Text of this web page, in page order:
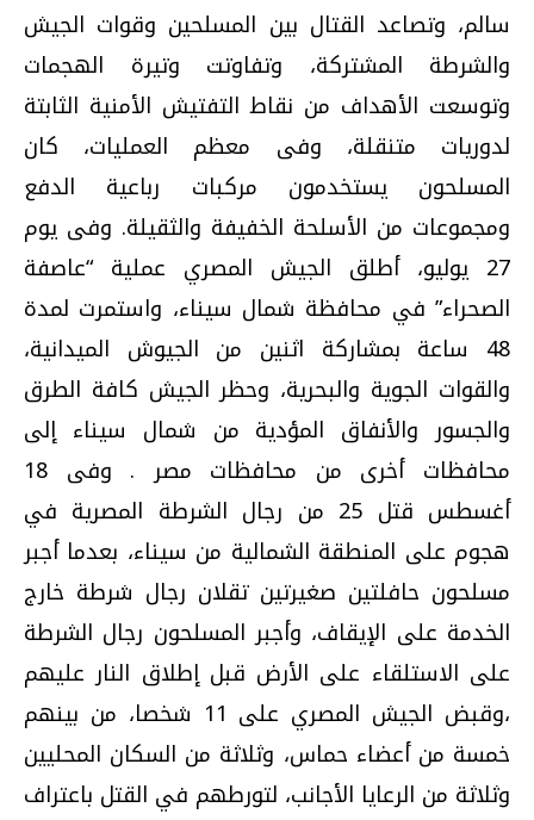
سالم، وتصاعد القتال بين المسلحين وقوات الجيش
والشرطة المشتركة، وتفاوتت وتيرة الهجمات
وتوسعت الأهداف من نقاط التفتيش الأمنية الثابتة
لدوريات متنقلة، وفى معظم العمليات، كان
المسلحون يستخدمون مركبات رباعية الدفع
ومجموعات من الأسلحة الخفيفة والثقيلة. وفى يوم
27 يوليو، أطلق الجيش المصري عملية “عاصفة
الصحراء” في محافظة شمال سيناء، واستمرت لمدة
48 ساعة بمشاركة اثنين من الجيوش الميدانية،
والقوات الجوية والبحرية، وحظر الجيش كافة الطرق
والجسور والأنفاق المؤدية من شمال سيناء إلى
محافظات أخرى من محافظات مصر . وفى 18
أغسطس قتل 25 من رجال الشرطة المصرية في
هجوم على المنطقة الشمالية من سيناء، بعدما أجبر
مسلحون حافلتين صغيرتين تقلان رجال شرطة خارج
الخدمة على الإيقاف، وأجبر المسلحون رجال الشرطة
على الاستلقاء على الأرض قبل إطلاق النار عليهم
،وقبض الجيش المصري على 11 شخصا، من بينهم
خمسة من أعضاء حماس، وثلاثة من السكان المحليين
وثلاثة من الرعايا الأجانب، لتورطهم في القتل باعتراف